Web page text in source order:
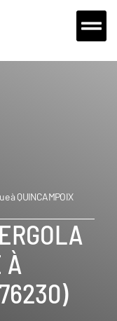
à QUINCAMPOIX
À